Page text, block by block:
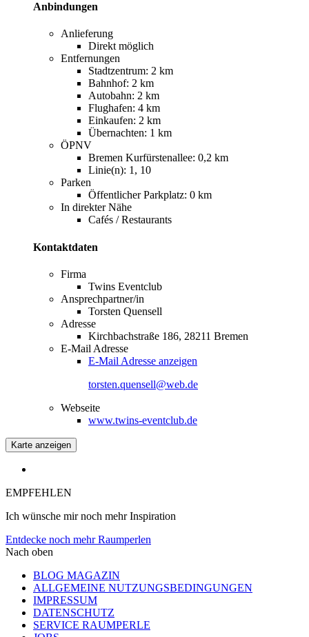
Anbindungen
Anlieferung
Direkt möglich
Entfernungen
Stadtzentrum: 2 km
Bahnhof: 2 km
Autobahn: 2 km
Flughafen: 4 km
Einkaufen: 2 km
Übernachten: 1 km
ÖPNV
Bremen Kurfürstenallee: 0,2 km
Linie(n): 1, 10
Parken
Öffentlicher Parkplatz: 0 km
In direkter Nähe
Cafés / Restaurants
Kontaktdaten
Firma
Twins Eventclub
Ansprechpartner/in
Torsten Quensell
Adresse
Kirchbachstraße 186, 28211 Bremen
E-Mail Adresse
E-Mail Adresse anzeigen
torsten.quensell@web.de
Webseite
www.twins-eventclub.de
Karte anzeigen
EMPFEHLEN
Ich wünsche mir noch mehr Inspiration
Entdecke noch mehr Raumperlen
Nach oben
BLOG MAGAZIN
ALLGEMEINE NUTZUNGSBEDINGUNGEN
IMPRESSUM
DATENSCHUTZ
SERVICE RAUMPERLE